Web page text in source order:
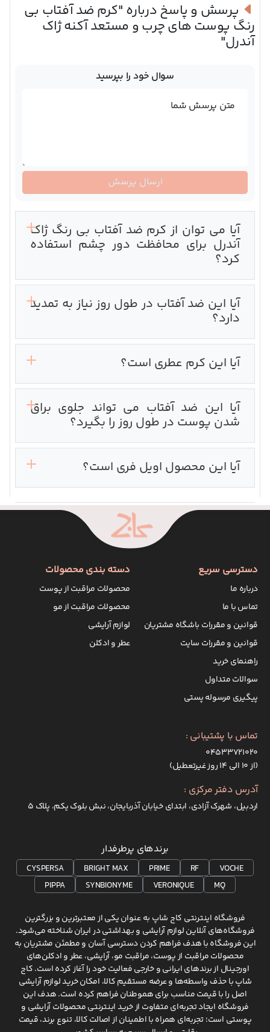
پرسش و پاسخ درباره "کرم ضد آفتاب بی
رنگ پوست های چرب و مستعد آکنه ژاک
آندرل"
آیا می توان از کرم ضد آفتاب بی رنگ ژاک
آندرل برای محافظت دور چشم استفاده
کرد؟‌
آیا این ضد آفتاب در طول روز نیاز به تمدید
دارد؟
آیا این کرم عطری است؟
آیا این ضد آفتاب می تواند جلوی براق
شدن پوست در طول روز را بگیرد؟
آیا این محصول اویل فری است؟
سوال خود را بپرسید
متن پرسش شما
ارسال پرسش
دسترسی سریع
درباره ما
تماس با ما
قوانین و مقررات باشگاه مشتریان
قوانین و مقررات سایت
راهنمای خرید
سوالات متداول
پیگیری مرسوله پستی
دسته بندی محصولات
محصولات مراقبت از پوست
محصولات مراقبت از مو
لوازم آرایشی
عطر و ادکلن
تماس با پشتیبانی :
۰۴۵۳۳۷۲۱۰۲۰
(از ۱۰ الی ۱۴ روز غیرتعطیل)
آدرس دفتر مرکزی :
اردبیل، شهرک آزادی، ابتدای خیابان آذربایجان، نبش بلوک یکم، پلاک 5
برندهای پرطرفدار
VOCHE
RF
PRIME
BRIGHT MAX
CYSPERSA
MQ
VERONIQUE
SYNBIONYME
PIPPA
فروشگاه اینترنتی کاج شاپ به عنوان یکی از معتبرترین و بزرگترین
فروشگاه‌های آنلاین لوازم آرایشی و بهداشتی در ایران شناخته می‌شود.
این فروشگاه با هدف فراهم کردن دسترسی آسان و مطمئن مشتریان به
محصولات مراقبت از پوست، مراقبت مو، آرایشی، عطر و ادکلن‌های
اورجینال از برندهای ایرانی و خارجی فعالیت خود را آغاز کرده است. کاج
شاپ با حذف واسطه‌ها و عرضه مستقیم کالا، امکان خرید لوازم آرایشی
اصل را با قیمت مناسب برای هموطنان فراهم کرده است. هدف این
فروشگاه ایجاد تجربه‌ای متفاوت از خرید اینترنتی محصولات آرایشی و
پوستی است؛ تجربه‌ای همراه با اطمینان از اصالت کالا، تنوع برند، قیمت